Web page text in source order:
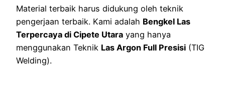
Material terbaik harus didukung oleh teknik
pengerjaan terbaik. Kami adalah Bengkel Las
Terpercaya di Cipete Utara yang hanya
menggunakan Teknik Las Argon Full Presisi (TIG
Welding).